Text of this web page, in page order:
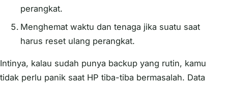
perangkat.
Menghemat waktu dan tenaga jika suatu saat
harus reset ulang perangkat.
Intinya, kalau sudah punya backup yang rutin, kamu
tidak perlu panik saat HP tiba-tiba bermasalah. Data